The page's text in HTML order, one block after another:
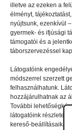
illetve az ezeken a
élményt,
nyújtsunk, ezenkívül
gyermek- és ifjúsági
támogatói és a
táborszervezéssel
Látogatóink
módszerrel szerzett
felhasználhatunk.
hozzájárulhatnak az
További
látogatóink
kereső-beállításaikat.
© 2026